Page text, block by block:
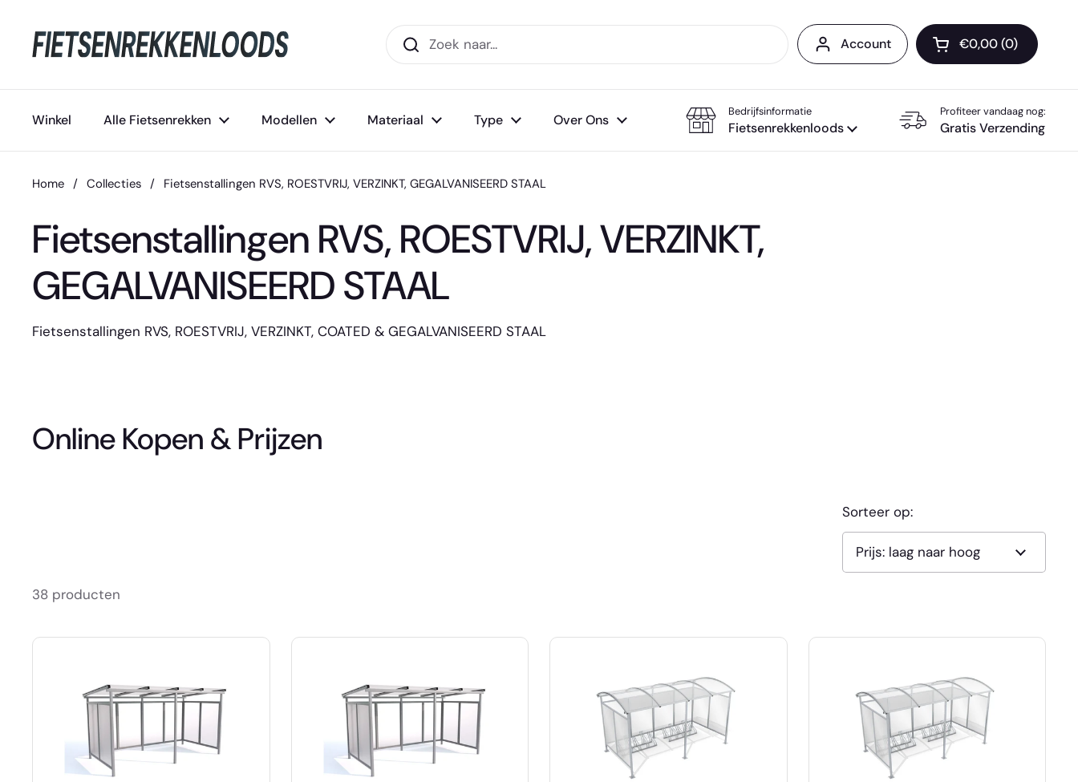
Account Winkelwagentje
€0,00 0
Winkel Alle Fietsenrekken Modellen Materiaal Type Over Ons
Bedrijfsinformatie
Fietsenrekkenloods
Profiteer vandaag nog:
Gratis Verzending
Home / Collecties / Fietsenstallingen RVS, ROESTVRIJ, VERZINKT, GEGALVANISEERD STAAL
Fietsenstallingen RVS, ROESTVRIJ, VERZINKT,
GEGALVANISEERD STAAL
Fietsenstallingen RVS, ROESTVRIJ, VERZINKT, COATED & GEGALVANISEERD STAAL
Online Kopen & Prijzen
Sorteer op:
38 producten